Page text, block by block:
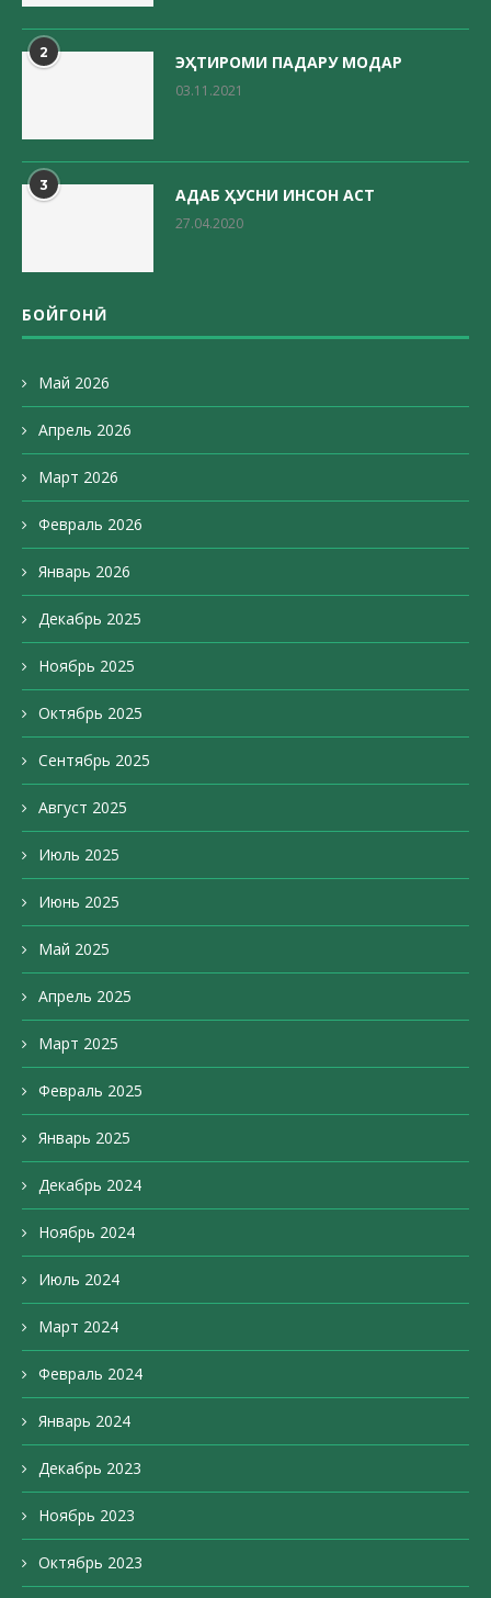
2 ЭҲТИРОМИ ПАДАРУ МОДАР
03.11.2021
3 АДАБ ҲУСНИ ИНСОН АСТ
27.04.2020
БОЙГОНӢ
Май 2026
Апрель 2026
Март 2026
Февраль 2026
Январь 2026
Декабрь 2025
Ноябрь 2025
Октябрь 2025
Сентябрь 2025
Август 2025
Июль 2025
Июнь 2025
Май 2025
Апрель 2025
Март 2025
Февраль 2025
Январь 2025
Декабрь 2024
Ноябрь 2024
Июль 2024
Март 2024
Февраль 2024
Январь 2024
Декабрь 2023
Ноябрь 2023
Октябрь 2023